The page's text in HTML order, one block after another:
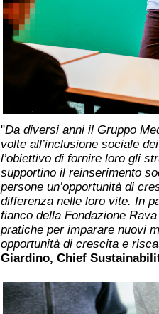
"Da diversi anni il Gruppo
volte all’inclusione sociale
l’obiettivo di fornire loro gli
supportino il reinserimento
persone un’opportunità di
differenza nelle loro vite. In
fianco della Fondazione
pratiche per imparare nuovi
opportunità di crescita e
Giardino, Chief